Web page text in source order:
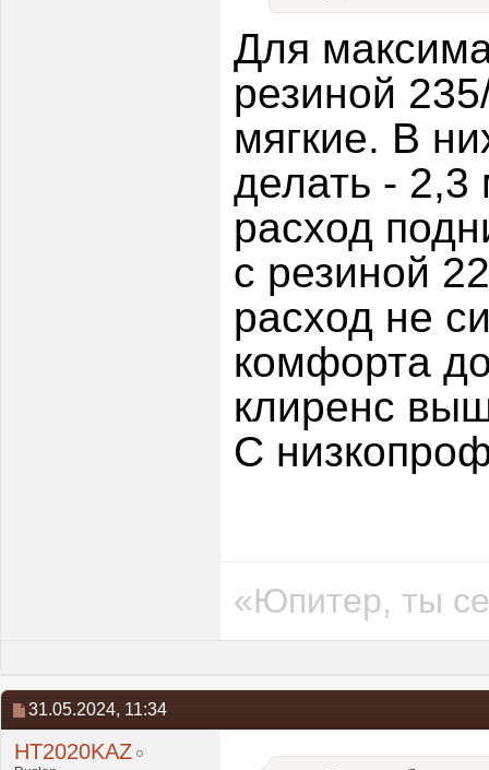
Для
резиной
мягкие. В
делать -
расход
с резиной
расход не
комфорта
клиренс
С
«Юпитер, ты
31.05.2024, 11:34
HT2020KAZ